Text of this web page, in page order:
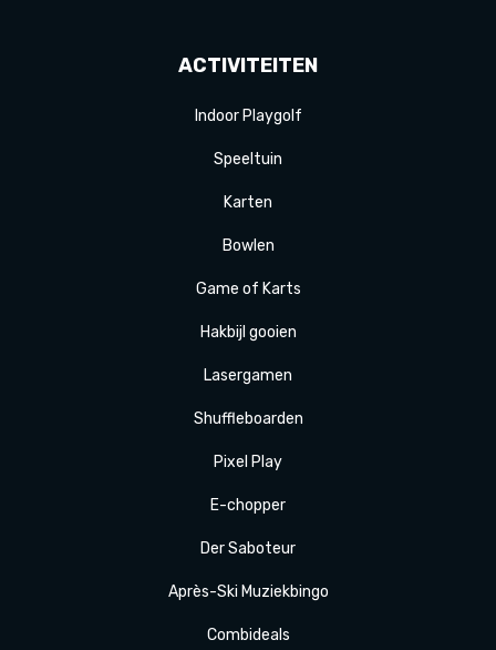
ACTIVITEITEN
Indoor Playgolf
Speeltuin
Karten
Bowlen
Game of Karts
Hakbijl gooien
Lasergamen
Shuffleboarden
Pixel Play
E-chopper
DerSaboteur
Après-Ski Muziekbingo
Combideals